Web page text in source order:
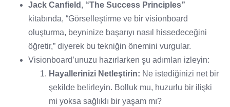
Jack Canfield , “The Success Principles”
kitabında, “Görselleştirme ve bir visionboard
oluşturma, beyninize başarıyı nasıl hissedeceğini
öğretir,” diyerek bu tekniğin önemini vurgular.
Visionboard’unuzu hazırlarken şu adımları izleyin:
Hayallerinizi Netleştirin: Ne istediğinizi net bir
şekilde belirleyin. Bolluk mu, huzurlu bir ilişki
mi yoksa sağlıklı bir yaşam mı?